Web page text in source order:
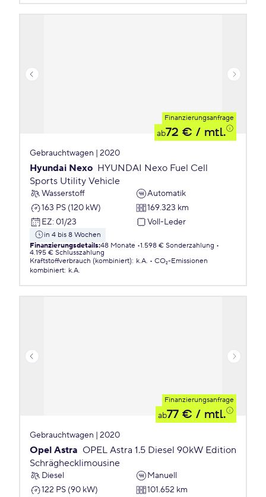
Finanzierungsanfrage
ab72 € / mtl.
Gebrauchtwagen | 2020
Hyundai Nexo HYUNDAI Nexo Fuel Cell
Sports Utility Vehicle
Wasserstoff
Automatik
163 PS (120 kW)
169.323 km
EZ: 01/23 Voll-Leder
in 4 bis 8 Wochen
Finanzierungsdetails:48 Monate 1.598 € Sonderzahlung
4.195 € Schlusszahlung
Kraftstoffverbrauch (kombiniert): k.A.
CO₂-Emissionen
kombiniert: k.A.
Finanzierungsanfrage
ab77 € / mtl.
Gebrauchtwagen | 2020
Opel Astra OPEL Astra 1.5 Diesel 90kW Edition
Schräghecklimousine
Diesel
Manuell
122 PS (90 kW)
101.652 km